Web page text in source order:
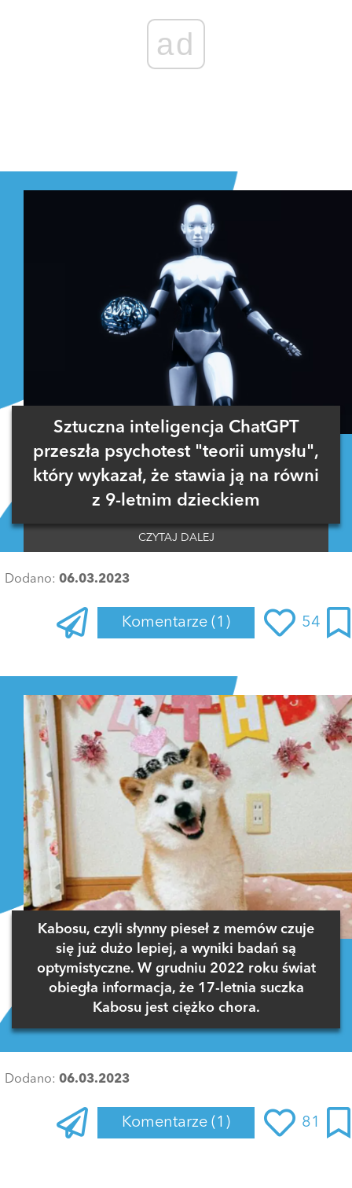
ad
Sztuczna inteligencja ChatGPT
przeszła psychotest "teorii umysłu",
który wykazał, że stawia ją na równi
z 9-letnim dzieckiem
CZYTAJ DALEJ
Dodano: 06.03.2023
Komentarze (1) 54
Kabosu, czyli słynny pieseł z memów czuje
się już dużo lepiej, a wyniki badań są
optymistyczne. W grudniu 2022 roku świat
obiegła informacja, że 17-letnia suczka
Kabosu jest ciężko chora.
Dodano: 06.03.2023
Komentarze (1) 81